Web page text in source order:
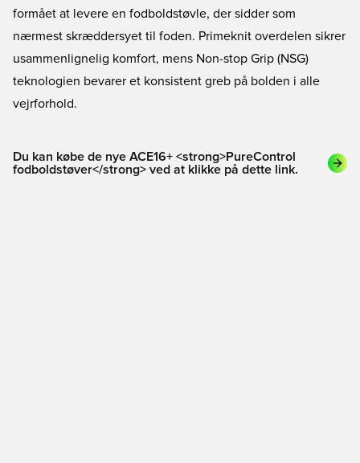
formået at levere en fodboldstøvle, der sidder som
nærmest skræddersyet til foden. Primeknit overdelen sikrer
usammenlignelig komfort, mens Non-stop Grip (NSG)
teknologien bevarer et konsistent greb på bolden i alle
vejrforhold.
Du kan købe de nye ACE16+ <strong>PureControl
fodboldstøver</strong> ved at klikke på dette link.